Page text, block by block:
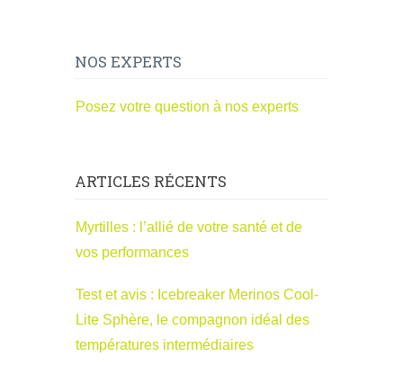
NOS EXPERTS
Posez votre question à nos experts
ARTICLES RÉCENTS
Myrtilles : l’allié de votre santé et de
vos performances
Test et avis : Icebreaker Merinos Cool-
Lite Sphère, le compagnon idéal des
températures intermédiaires